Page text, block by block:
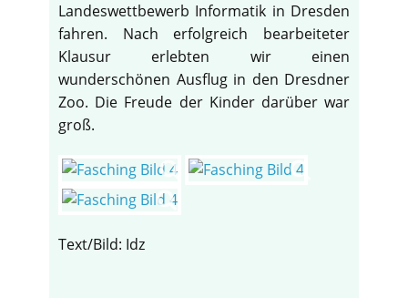
Landeswettbewerb Informatik in Dresden
fahren. Nach erfolgreich bearbeiteter
Klausur erlebten wir einen
wunderschönen Ausflug in den Dresdner
Zoo. Die Freude der Kinder darüber war
groß.
Text/Bild: Idz